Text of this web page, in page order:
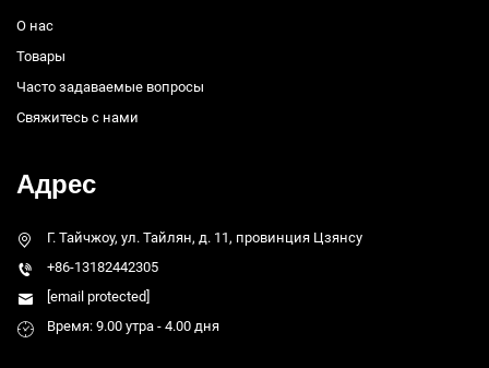
О нас
Товары
Часто задаваемые вопросы
Свяжитесь с нами
Адрес
Г. Тайчжоу, ул. Тайлян, д. 11, провинция Цзянсу
+86-13182442305
[email protected]
Время: 9.00 утра - 4.00 дня